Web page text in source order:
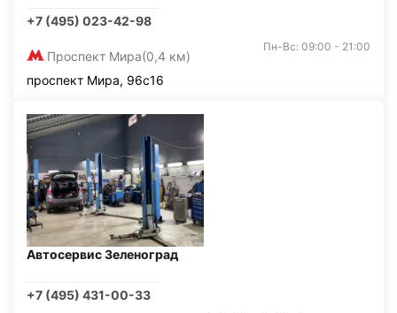
+7 (495) 023-42-98
Проспект Мира(0,4 км)
Пн-Вс: 09:00 - 21:00
проспект Мира, 96с16
Автосервис Зеленоград
+7 (495) 431-00-33